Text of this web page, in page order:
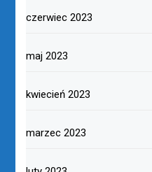
czerwiec 2023
maj 2023
kwiecień 2023
marzec 2023